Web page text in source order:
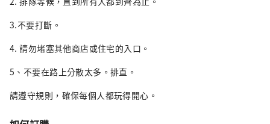
3.不要打斷。
4. 請勿堵塞其他商店或住宅的入口。
5、不要在路上分散太多。排直。
請遵守規則，確保每個人都玩得開心。